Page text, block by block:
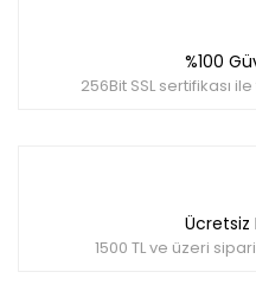
%100
256Bit SSL sertifikası
Ücretsiz
1500 TL ve üzeri